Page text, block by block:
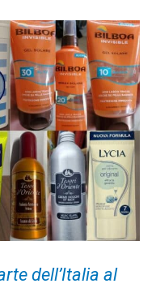
dell’Italia al